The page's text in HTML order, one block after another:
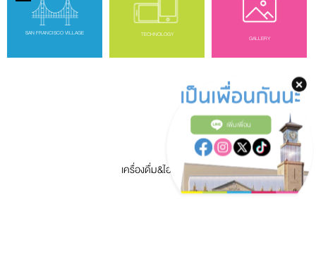
เพิ่มเพื่อน
SAN FRANCISCO VILLAGE TECHNOLOGY GALLERY
เครื่องดื่ม&ไอศครีม